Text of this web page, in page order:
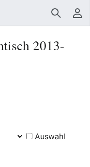
SuchenBenutzermenü
2013-
Auswahl